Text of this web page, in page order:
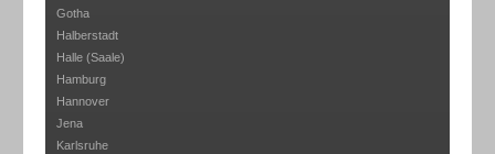
Gotha
Halberstadt
Halle (Saale)
Hamburg
Hannover
Jena
Karlsruhe